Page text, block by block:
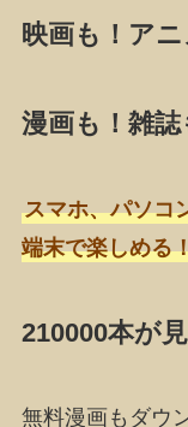
映画も！アニ
漫画も！雑誌
スマホ、パソコ
端末で楽しめる
210000本が見
無料漫画もダウ